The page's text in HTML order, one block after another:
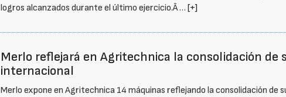
logros alcanzados durante el último ejercicio.Â …[+]
Merlo reflejará en Agritechnica la consolidación de
internacional
Merlo expone en Agritechnica 14 máquinas reflejando la consolidación de